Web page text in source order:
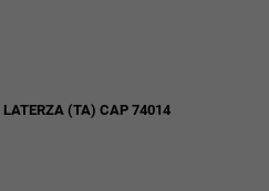
LATERZA (TA) CAP 74014